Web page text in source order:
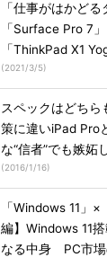
「仕事がはかど
「Surface Pro 7
「ThinkPad X1
(2021/3/5)
スペックはどち
策に違いiPad Pro
な“信者”でも嫉妬
(2016/1/16)
「Windows 11」
編】Windows 11
なる中身 PC市場